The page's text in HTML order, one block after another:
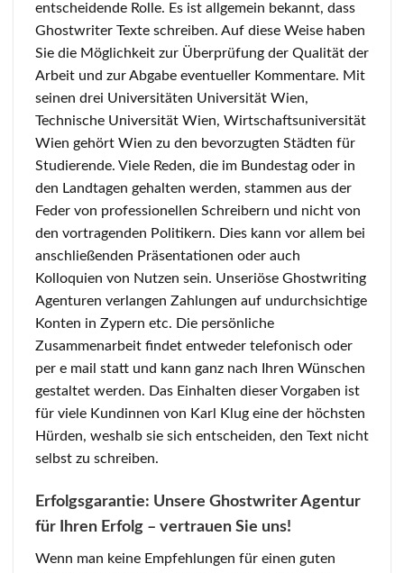
entscheidende Rolle. Es ist allgemein bekannt, dass
Ghostwriter Texte schreiben. Auf diese Weise haben
Sie die Möglichkeit zur Überprüfung der Qualität der
Arbeit und zur Abgabe eventueller Kommentare. Mit
seinen drei Universitäten Universität Wien,
Technische Universität Wien, Wirtschaftsuniversität
Wien gehört Wien zu den bevorzugten Städten für
Studierende. Viele Reden, die im Bundestag oder in
den Landtagen gehalten werden, stammen aus der
Feder von professionellen Schreibern und nicht von
den vortragenden Politikern. Dies kann vor allem bei
anschließenden Präsentationen oder auch
Kolloquien von Nutzen sein. Unseriöse Ghostwriting
Agenturen verlangen Zahlungen auf undurchsichtige
Konten in Zypern etc. Die persönliche
Zusammenarbeit findet entweder telefonisch oder
per e mail statt und kann ganz nach Ihren Wünschen
gestaltet werden. Das Einhalten dieser Vorgaben ist
für viele Kundinnen von Karl Klug eine der höchsten
Hürden, weshalb sie sich entscheiden, den Text nicht
selbst zu schreiben.
Erfolgsgarantie: Unsere Ghostwriter Agentur
für Ihren Erfolg – vertrauen Sie uns!
Wenn man keine Empfehlungen für einen guten